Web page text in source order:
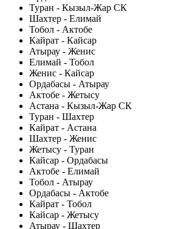
Туран - Кызыл-Жар СК
Шахтер - Елимай
Тобол - Актобе
Кайрат - Кайсар
Атырау - Женис
Елимай - Тобол
Женис - Кайсар
Ордабасы - Атырау
Актобе - Жетысу
Астана - Кызыл-Жар СК
Туран - Шахтер
Кайрат - Астана
Шахтер - Женис
Жетысу - Туран
Кайсар - Ордабасы
Актобе - Елимай
Тобол - Атырау
Ордабасы - Актобе
Кайрат - Тобол
Кайсар - Жетысу
Атырау - Шахтер